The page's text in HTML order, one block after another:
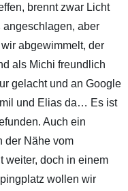
brennt zwar Licht
angeschlagen, aber
abgewimmelt, der
als Michi freundlich
gelacht und an Google
und Elias da… Es ist
Auch ein
der Nähe vom
weiter, doch in einem
wollen wir